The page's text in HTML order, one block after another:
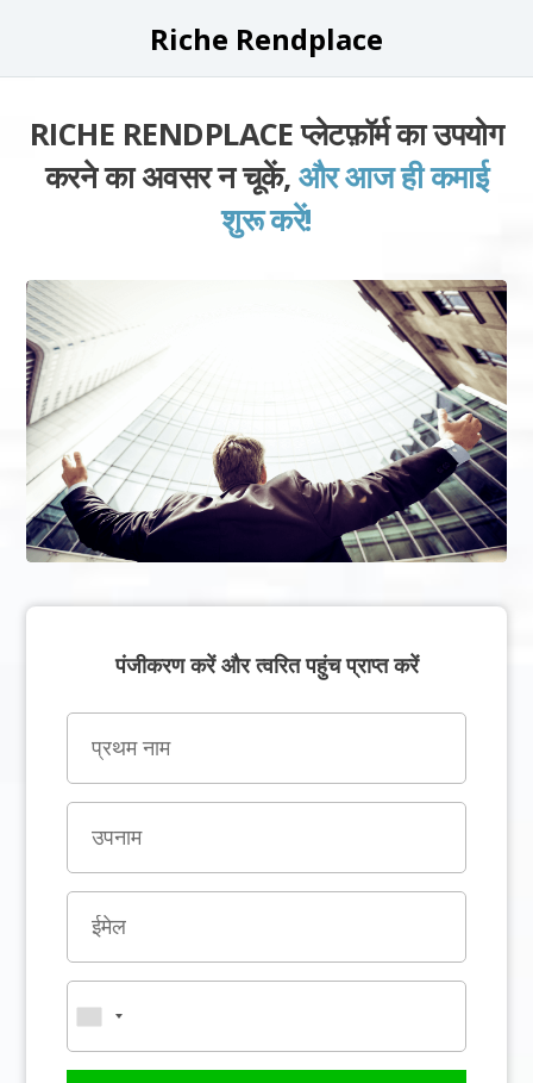
Riche Rendplace
RICHE RENDPLACE प्लेटफ़ॉर्म का उपयोग
करने का अवसर न चूकें, और आज ही कमाई
शुरू करें!
पंजीकरण करें और त्वरित पहुंच प्राप्त करें